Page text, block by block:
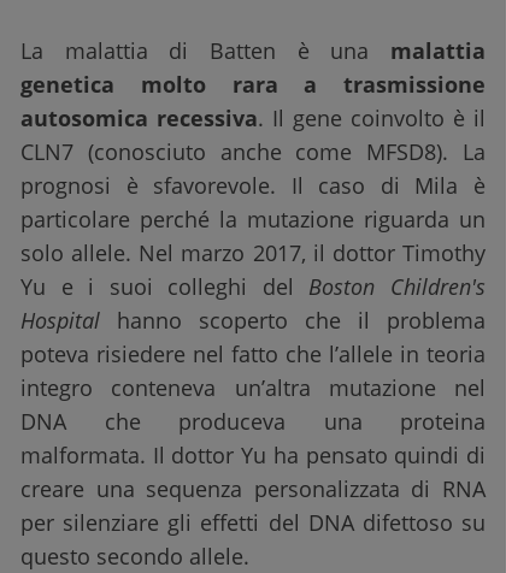
La malattia di Batten è una malattia
genetica molto rara a trasmissione
autosomica recessiva. Il gene coinvolto è il
CLN7 (conosciuto anche come MFSD8). La
prognosi è sfavorevole. Il caso di Mila è
particolare perché la mutazione riguarda un
solo allele. Nel marzo 2017, il dottor Timothy
Yu e i suoi colleghi del Boston Children's
Hospital hanno scoperto che il problema
poteva risiedere nel fatto che l’allele in teoria
integro conteneva un’altra mutazione nel
DNA che produceva una proteina
malformata. Il dottor Yu ha pensato quindi di
creare una sequenza personalizzata di RNA
per silenziare gli effetti del DNA difettoso su
questo secondo allele.